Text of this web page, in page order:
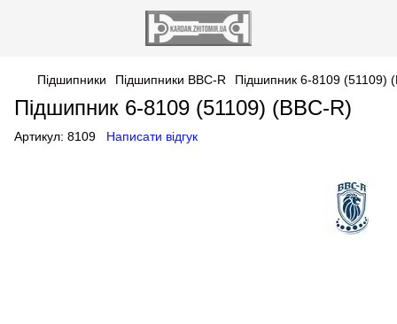
Підшипники Підшипники BBC-R Підшипник 6-8109 (51109)
Підшипник 6-8109 (51109) (BBC-R)
Артикул: 8109 Написати відгук